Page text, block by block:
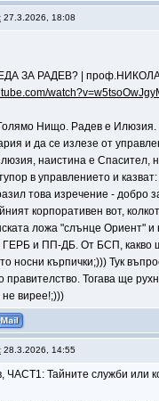
27.3.2026, 18:08
ЗА РАДЕВ? |
Нищо. Радев е Илюзия.
и да се излезе от
наистина е Спасител,
в управлението и
това изречение - добро
корпоративен вот,
ложа "слънце Ориент" и
ГЕРБ и ПП-ДБ. От БСП, какво
носни кърпички;))) Тук
правителство. Тогава ще
вирее!;)))
28.3.2026, 14:55
ЧАСТ1: Тайните служби или